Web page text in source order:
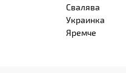
Свалява
Украинка
Яремче